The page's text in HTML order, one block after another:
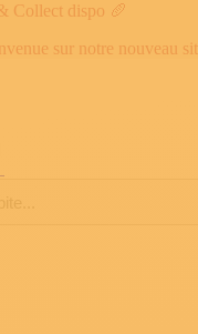
Collect dispo 🥖
sur notre nouveau